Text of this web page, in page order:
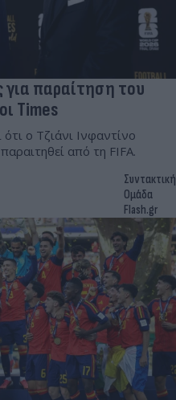
για παραίτηση του
Times
ο Τζιάνι Ινφαντίνο
από τη FIFA.
Συντακτική
Ομάδα
Flash.gr